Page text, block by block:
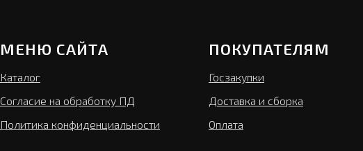
МЕНЮ САЙТА
Каталог
Согласие на обработку ПД
Политика конфиденциальности
ПОКУПАТЕЛЯМ
Госзакупки
Доставка и сборка
Оплата